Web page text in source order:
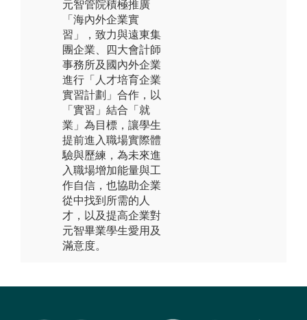
元智管院積極推廣
「海內外企業實
習」，致力與遠東集
團企業、四大會計師
事務所及國內外企業
進行「人才培育企業
實習計劃」合作，以
「實習」結合「就
業」為目標，讓學生
提前進入職場實際體
驗與歷練，為未來進
入職場增加能量與工
作自信，也協助企業
從中找到所需的人
才，以及提高企業對
元智畢業學生愛用及
滿意度。